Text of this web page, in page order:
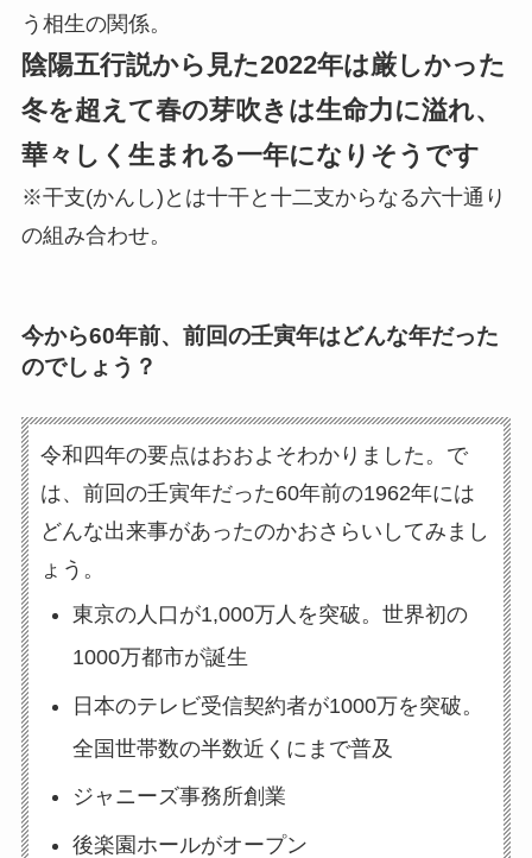
う相生の関係。
陰陽五行説から見た2022年は厳しかった
冬を超えて春の芽吹きは生命力に溢れ、
華々しく生まれる一年になりそうです
※干支(かんし)とは十干と十二支からなる六十通り
の組み合わせ。
今から60年前、前回の壬寅年はどんな年だった
のでしょう？
令和四年の要点はおおよそわかりました。で
は、前回の壬寅年だった60年前の1962年には
どんな出来事があったのかおさらいしてみまし
ょう。
東京の人口が1,000万人を突破。世界初の
1000万都市が誕生
日本のテレビ受信契約者が1000万を突破。
全国世帯数の半数近くにまで普及
ジャニーズ事務所創業
後楽園ホールがオープン